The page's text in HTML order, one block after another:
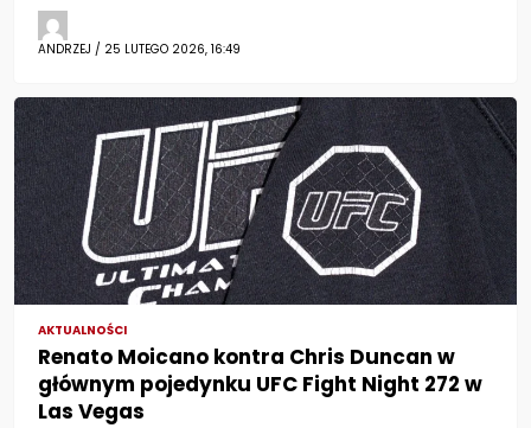
ANDRZEJ / 25 LUTEGO 2026, 16:49
AKTUALNOŚCI
Renato Moicano kontra Chris Duncan w
głównym pojedynku UFC Fight Night 272 w
Las Vegas